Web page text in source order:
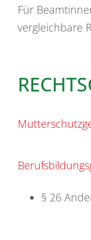
Für
vergleichbare
§ 26